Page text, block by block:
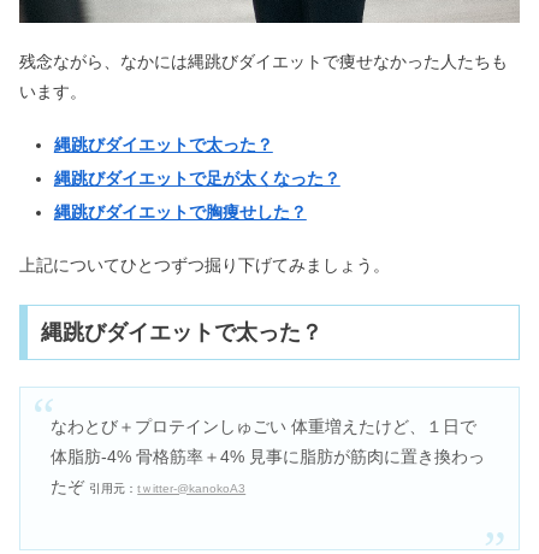
残念ながら、なかには縄跳びダイエットで痩せなかった人たちも
います。
縄跳びダイエットで太った？
縄跳びダイエットで足が太くなった？
縄跳びダイエットで胸痩せした？
上記についてひとつずつ掘り下げてみましょう。
縄跳びダイエットで太った？
なわとび＋プロテインしゅごい体重増えたけど、１日で
体脂肪-4% 骨格筋率＋4% 見事に脂肪が筋肉に置き換わっ
たぞ 引用元：tｗitter-@kanokoA3